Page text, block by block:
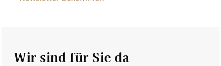
Wir sind für Sie da